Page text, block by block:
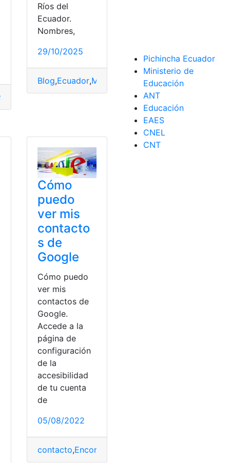
Mapa del Ecuador,Mapa Físico Mapa Geográfico
Ríos del
Ecuador.
Nombres,
29/10/2025
Blog,Ecuador,Mapas
Cómo
puedo
ver mis
contacto
s de
Google
Cómo puedo
ver mis
contactos de
Google.
Accede a la
página de
configuración
de la
accesibilidad
de tu cuenta
de
05/08/2022
contacto,Encontrar
Pichincha Ecuador
Ministerio de
Educación
ANT
Educación
EAES
CNEL
CNT